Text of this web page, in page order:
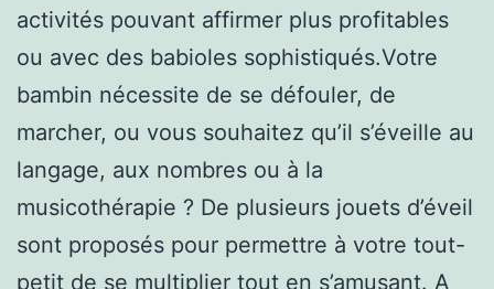
activités pouvant affirmer plus profitables
ou avec des babioles sophistiqués.Votre
bambin nécessite de se défouler, de
marcher, ou vous souhaitez qu’il s’éveille au
langage, aux nombres ou à la
musicothérapie ? De plusieurs jouets d’éveil
sont proposés pour permettre à votre tout-
petit de se multiplier tout en s’amusant. A